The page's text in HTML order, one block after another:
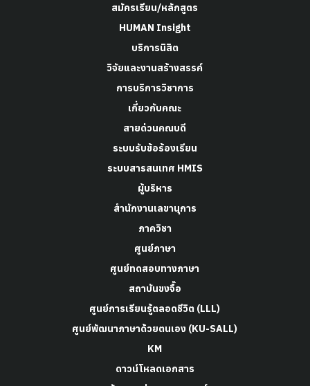
สมัครเรียน/หลักสูตร
HUMAN Insight
บริการนิสิต
วิจัยและงานสร้างสรรค์
การบริการวิชาการ
เกี่ยวกับคณะ
สายด่วนคณบดี
ระบบรับข้อร้องเรียน
ระบบสารสนเทศ HMIS
ผู้บริหาร
สำนักงานเลขานุการ
ภาควิชา
ศูนย์ภาษา
ศูนย์ทดสอบทางภาษา
สถาบันขงจื๊อ
ศูนย์การเรียนรู้ตลอดชีวิต (LLL)
ศูนย์พัฒนาภาษาด้วยตนเอง (KU-SALL)
KM
ดาวน์โหลดเอกสาร